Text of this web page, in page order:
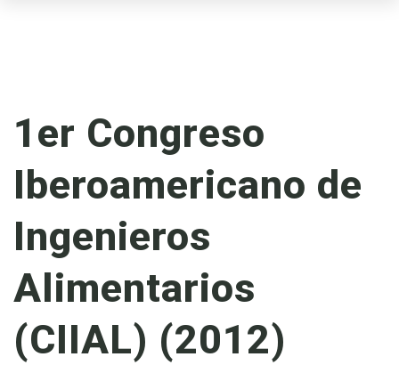
1er Congreso
Iberoamericano de
Ingenieros
Alimentarios
(CIIAL) (2012)